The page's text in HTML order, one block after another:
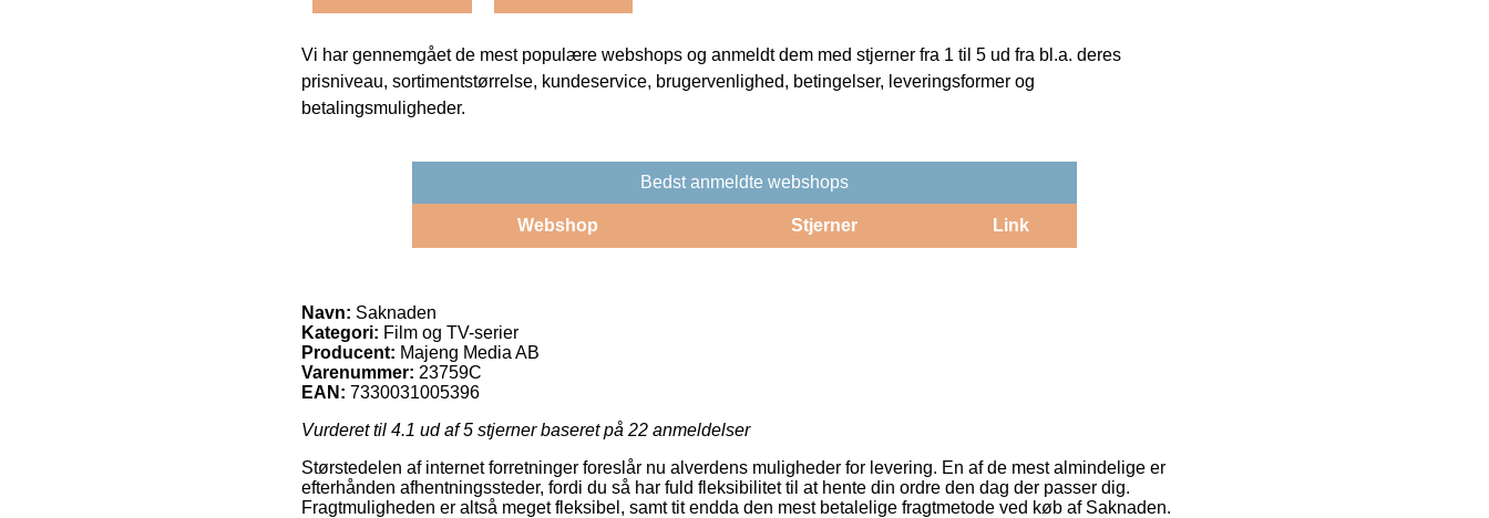
Vi har gennemgået de mest populære webshops og anmeldt dem med stjerner fra 1 til 5 ud fra bl.a. deres
prisniveau, sortimentstørrelse, kundeservice, brugervenlighed, betingelser, leveringsformer og
betalingsmuligheder.
Bedst anmeldte webshops
Webshop Stjerner Link
Navn: Saknaden
Kategori: Film og TV-serier
Producent: Majeng Media AB
Varenummer: 23759C
EAN: 7330031005396
Vurderet til 4.1 ud af 5 stjerner baseret på 22 anmeldelser
Størstedelen af internet forretninger foreslår nu alverdens muligheder for levering. En af de mest almindelige er
efterhånden afhentningssteder, fordi du så har fuld fleksibilitet til at hente din ordre den dag der passer dig.
Fragtmuligheden er altså meget fleksibel, samt tit endda den mest betalelige fragtmetode ved køb af Saknaden.